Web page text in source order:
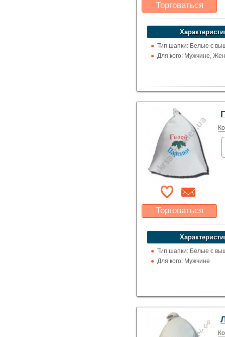
Торговаться
Какая цена Вас
устроит?
Указать цену
Тип шапки: Белые с
Для кого: Мужчине,
Торговаться
Какая цена Вас
устроит?
Указать цену
Тип шапки: Белые с
Для кого: Мужчине